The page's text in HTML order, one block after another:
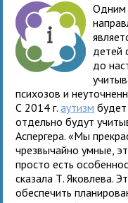
Одним
детей
до
психозов и
С 2014 г.аутизм
отдельно будут
Аспергера. «Мы
чрезвычайно умные,
просто есть
сказала Т. Яковлева.
обеспечить